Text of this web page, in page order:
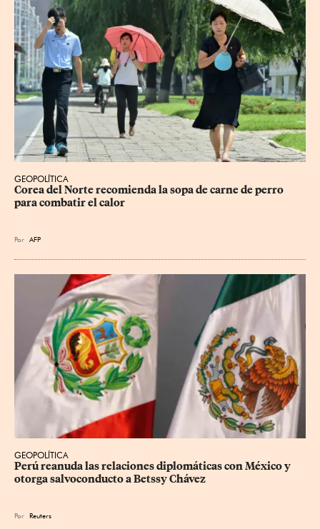
GEOPOLÍTICA
Corea del Norte recomienda la sopa de carne de perro
para combatir el calor
Por AFP
GEOPOLÍTICA
Perú reanuda las relaciones diplomáticas con México y
otorga salvoconducto a Betssy Chávez
Por Reuters